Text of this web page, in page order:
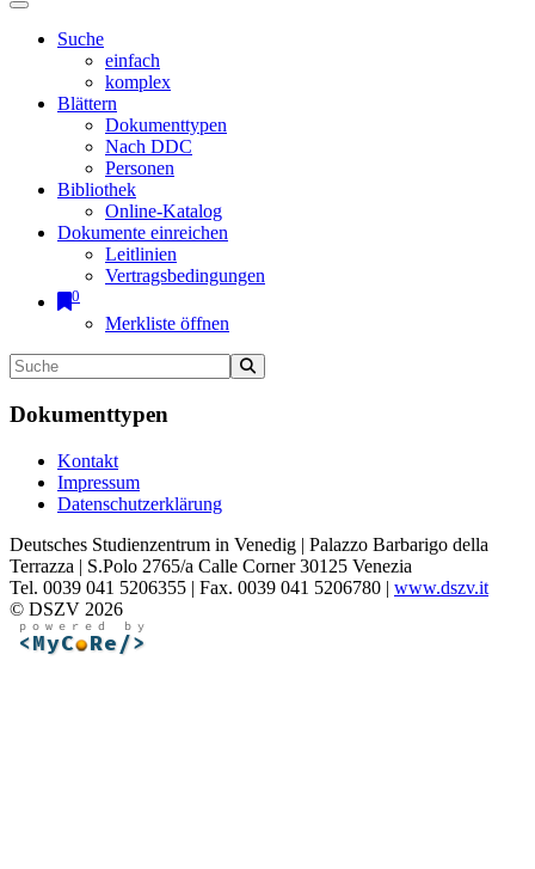
Suche
einfach
komplex
Blättern
Dokumenttypen
Nach DDC
Personen
Bibliothek
Online-Katalog
Dokumente einreichen
Leitlinien
Vertragsbedingungen
0
Merkliste öffnen
Dokumenttypen
Kontakt
Impressum
Datenschutzerklärung
Deutsches Studienzentrum in Venedig | Palazzo Barbarigo della
Terrazza | S.Polo 2765/a Calle Corner 30125 Venezia
Tel. 0039 041 5206355 | Fax. 0039 041 5206780 | www.dszv.it
© DSZV 2026